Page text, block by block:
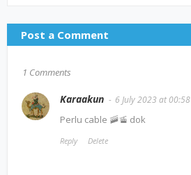
Post a Comment
1 Comments
Karaakun 6 July 2023 at 00:58
Perlu cable 🚠🚡 dok
Reply Delete